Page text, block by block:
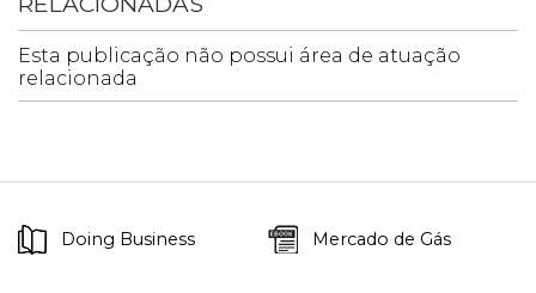
Esta publicação não possui área de atuação
relacionada
Doing Business Mercado de Gás